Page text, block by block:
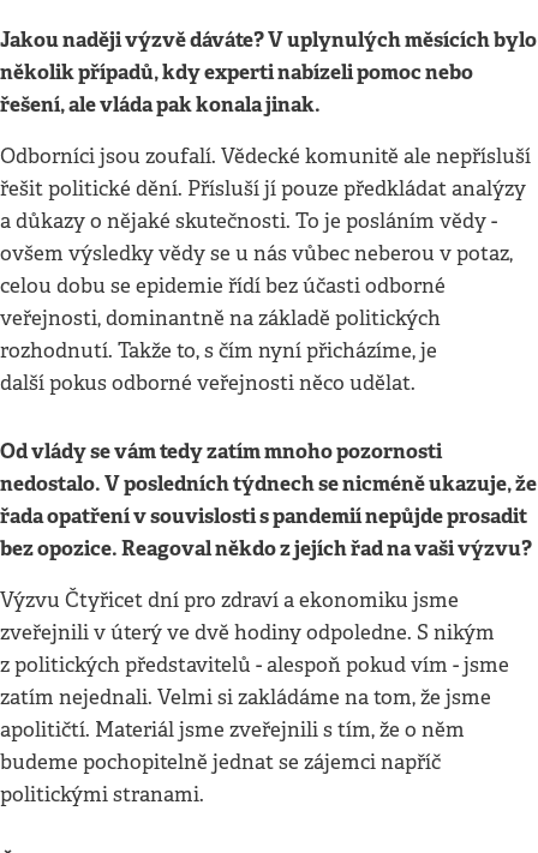
Jakou naději výzvě dáváte? V uplynulých měsících bylo
několik případů, kdy experti nabízeli pomoc nebo
řešení, ale vláda pak konala jinak.
Odborníci jsou zoufalí. Vědecké komunitě ale nepřísluší
řešit politické dění. Přísluší jí pouze předkládat analýzy
a důkazy o nějaké skutečnosti. To je posláním vědy -
ovšem výsledky vědy se u nás vůbec neberou v potaz,
celou dobu se epidemie řídí bez účasti odborné
veřejnosti, dominantně na základě politických
rozhodnutí. Takže to, s čím nyní přicházíme, je
další pokus odborné veřejnosti něco udělat.
Od vlády se vám tedy zatím mnoho pozornosti
nedostalo. V posledních týdnech se nicméně ukazuje, že
řada opatření v souvislosti s pandemií nepůjde prosadit
bez opozice. Reagoval někdo z jejích řad na vaši výzvu?
Výzvu Čtyřicet dní pro zdraví a ekonomiku jsme
zveřejnili v úterý ve dvě hodiny odpoledne. S nikým
z politických představitelů - alespoň pokud vím - jsme
zatím nejednali. Velmi si zakládáme na tom, že jsme
apolitičtí. Materiál jsme zveřejnili s tím, že o něm
budeme pochopitelně jednat se zájemci napříč
politickými stranami.